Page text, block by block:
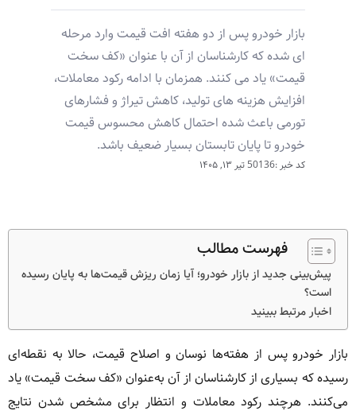
بازار خودرو پس از دو هفته افت قیمت وارد مرحله
ای شده که کارشناسان از آن با عنوان «کف سخت
قیمت» یاد می کنند. همزمان با ادامه رکود معاملات،
افزایش هزینه های تولید، کاهش تیراژ و فشارهای
تورمی باعث شده احتمال کاهش محسوس قیمت
خودرو تا پایان تابستان بسیار ضعیف باشد.
کد خبر :50136 تیر ۱۳, ۱۴۰۵
فهرست مطالب
پیش‌بینی جدید از بازار خودرو؛ آیا زمان ریزش قیمت‌ها به پایان رسیده
است؟
اخبار مرتبط ببینید
بازار خودرو پس از هفته‌ها نوسان و اصلاح قیمت، حالا به نقطه‌ای
رسیده که بسیاری از کارشناسان از آن به‌عنوان «کف سخت قیمت» یاد
می‌کنند. هرچند رکود معاملات و انتظار برای مشخص شدن نتایج